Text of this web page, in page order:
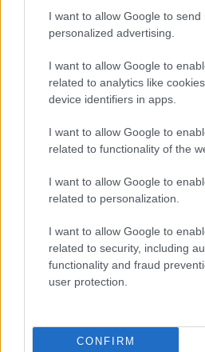
I want to allow Google to send
personalized advertising.
I want to allow Google to
related to analytics like
device identifiers in apps.
I want to allow Google to
related to functionality of the
I want to allow Google to
related to personalization.
I want to allow Google to
related to security, including
functionality and fraud
user protection.
CONFIRM
27.05.17. 00:32
pogledajte refleksnu
(VIDEO)
Saznaj više